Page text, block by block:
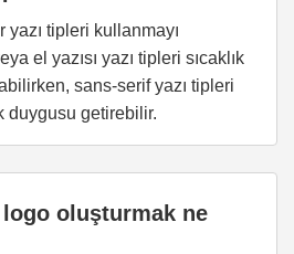
yazı tipleri kullanmayı
el yazısı yazı tipleri sıcaklık
sans-serif yazı tipleri
duygusu getirebilir.
oluşturmak ne